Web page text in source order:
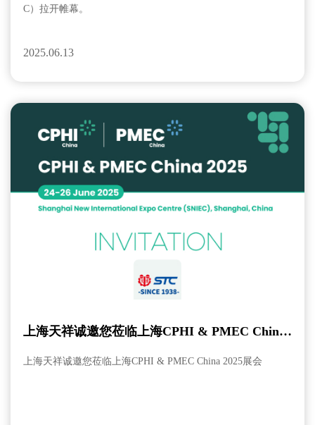
C）拉开帷幕。
2025.06.13
上海天祥诚邀您莅临上海CPHI & PMEC China
上海天祥诚邀您莅临上海CPHI & PMEC China 2025展会